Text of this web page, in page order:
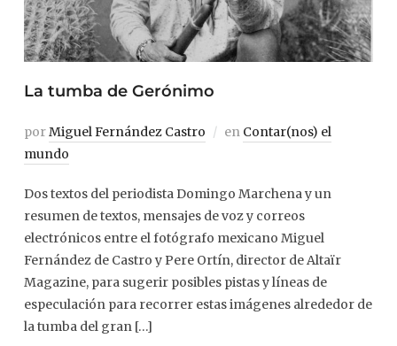
La tumba de Gerónimo
porMiguel Fernández Castro en Contar(nos) el
mundo
Dos textos del periodista Domingo Marchena y un
resumen de textos, mensajes de voz y correos
electrónicos entre el fotógrafo mexicano Miguel
Fernández de Castro y Pere Ortín, director de Altaïr
Magazine, para sugerir posibles pistas y líneas de
especulación para recorrer estas imágenes alrededor de
la tumba del gran […]